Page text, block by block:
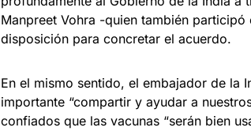
Manpreet Vohra -quien también
disposición para concretar el acuerdo.
En el mismo sentido, el embajador de la
importante “compartir y ayudar a
confiados que las vacunas “serán bien